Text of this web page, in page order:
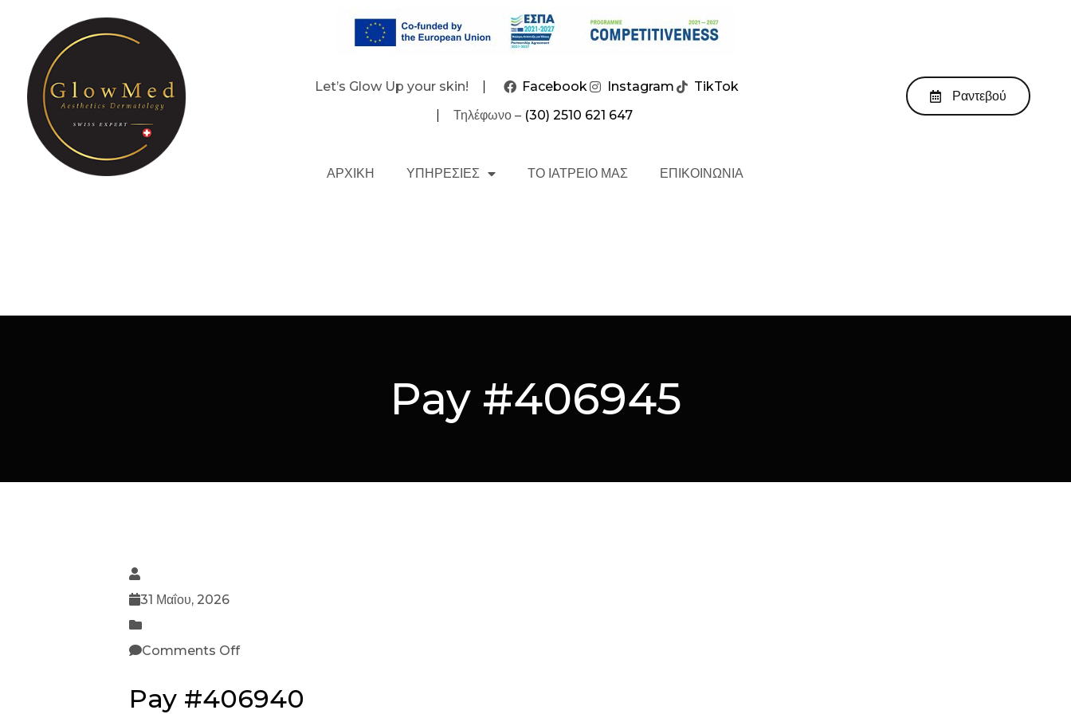
Let’s Glow Up your skin! Facebook Instagram
TikTok
Τηλέφωνο – (30) 2510 621 647
ΑΡΧΙΚΗ ΥΠΗΡΕΣΙΕΣ ΤΟ ΙΑΤΡΕΙΟ ΜΑΣ ΕΠΙΚΟΙΝΩΝΙΑ
Ραντεβού
Pay #406945
31 Μαΐου, 2026
Comments Off
Pay #406940